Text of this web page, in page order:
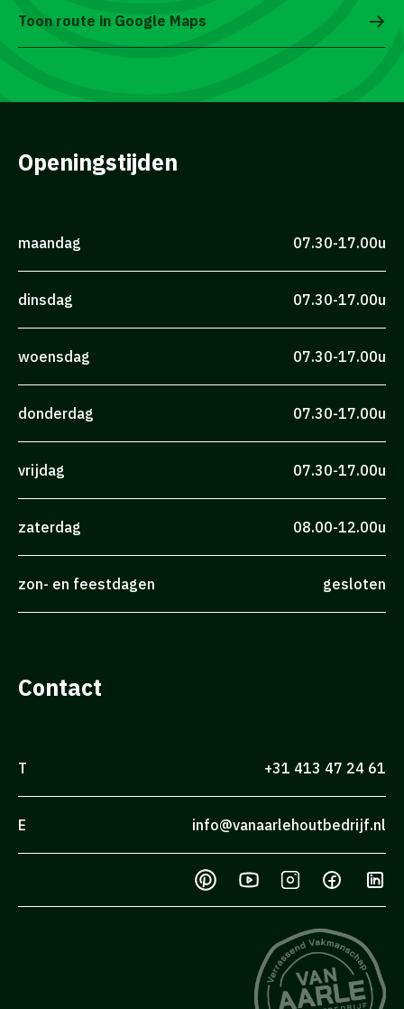
Toon route in Google Maps
Openingstijden
maandag 07.30-17.00u
dinsdag 07.30-17.00u
woensdag 07.30-17.00u
donderdag 07.30-17.00u
vrijdag 07.30-17.00u
zaterdag 08.00-12.00u
zon- en feestdagen gesloten
Contact
T +31 413 47 24 61
E info@vanaarlehoutbedrijf.nl